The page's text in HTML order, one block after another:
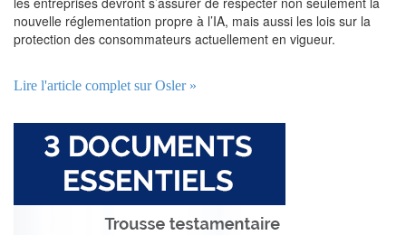
nouvelle réglementation propre à l’IA, mais aussi les lois sur la
protection des consommateurs actuellement en vigueur.
Lire l'article complet sur Osler »